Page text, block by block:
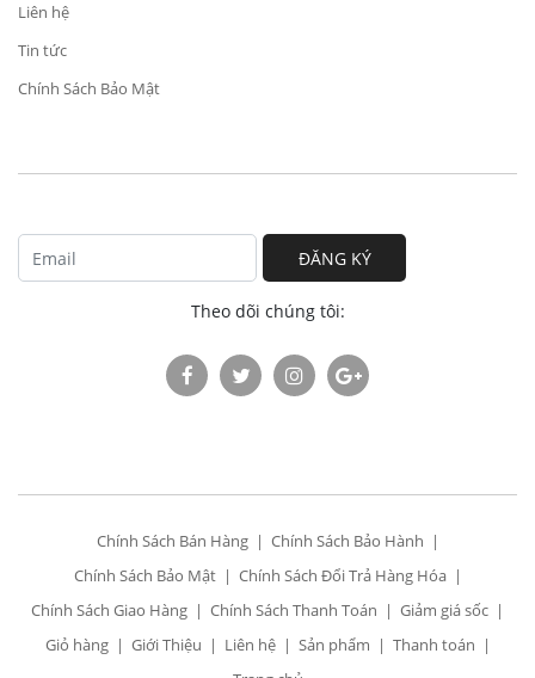
Liên hệ
Tin tức
Chính Sách Bảo Mật
ĐĂNG KÝ
Theo dõi chúng tôi:
Chính Sách Bán Hàng
Chính Sách Bảo Hành
Chính Sách Bảo Mật
Chính Sách Đổi Trả Hàng Hóa
Chính Sách Giao Hàng
Chính Sách Thanh Toán
Giảm giá sốc
Giỏ hàng
Giới Thiệu Liên hệ Sản phẩm
Thanh toán